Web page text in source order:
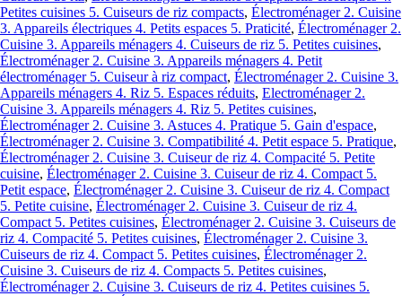
Petites cuisines 5. Cuiseurs de riz compacts, Électroménager 2. Cuisine
3. Appareils électriques 4. Petits espaces 5. Praticité, Électroménager 2.
Cuisine 3. Appareils ménagers 4. Cuiseurs de riz 5. Petites cuisines,
Électroménager 2. Cuisine 3. Appareils ménagers 4. Petit
électroménager 5. Cuiseur à riz compact, Électroménager 2. Cuisine 3.
Appareils ménagers 4. Riz 5. Espaces réduits, Electroménager 2.
Cuisine 3. Appareils ménagers 4. Riz 5. Petites cuisines,
Électroménager 2. Cuisine 3. Astuces 4. Pratique 5. Gain d'espace,
Électroménager 2. Cuisine 3. Compatibilité 4. Petit espace 5. Pratique,
Électroménager 2. Cuisine 3. Cuiseur de riz 4. Compacité 5. Petite
cuisine, Électroménager 2. Cuisine 3. Cuiseur de riz 4. Compact 5.
Petit espace, Électroménager 2. Cuisine 3. Cuiseur de riz 4. Compact
5. Petite cuisine, Électroménager 2. Cuisine 3. Cuiseur de riz 4.
Compact 5. Petites cuisines, Électroménager 2. Cuisine 3. Cuiseurs de
riz 4. Compacité 5. Petites cuisines, Électroménager 2. Cuisine 3.
Cuiseurs de riz 4. Compact 5. Petites cuisines, Électroménager 2.
Cuisine 3. Cuiseurs de riz 4. Compacts 5. Petites cuisines,
Électroménager 2. Cuisine 3. Cuiseurs de riz 4. Petites cuisines 5.